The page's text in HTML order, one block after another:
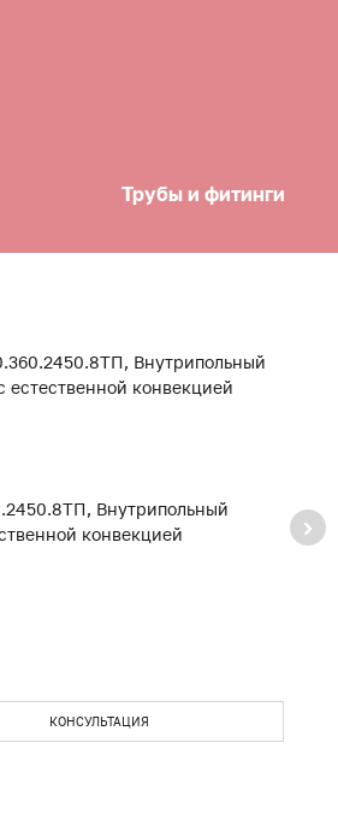
Трубы и фитинги
Внутрипольный
конвекцией
КОНСУЛЬТАЦИЯ